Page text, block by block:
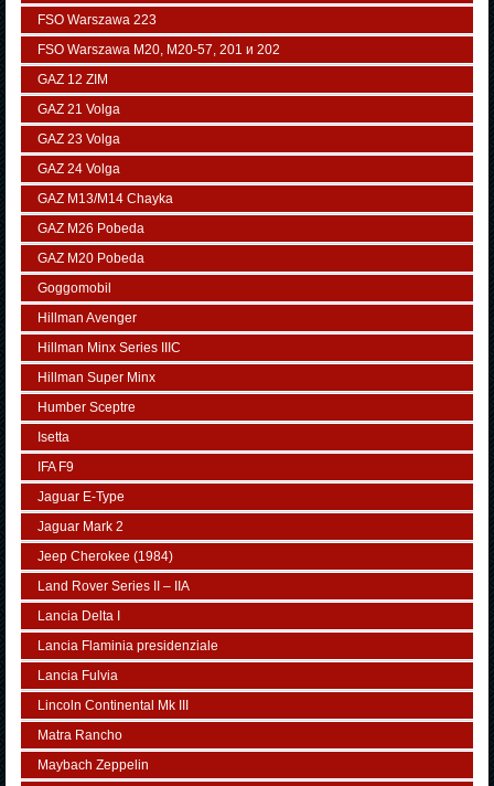
FSO Warszawa 223
FSO Warszawa М20, M20-57, 201 и 202
GAZ 12 ZIM
GAZ 21 Volga
GAZ 23 Volga
GAZ 24 Volga
GAZ M13/M14 Chayka
GAZ M26 Pobeda
GAZ М20 Pobeda
Goggomobil
Hillman Avenger
Hillman Minx Series IIIC
Hillman Super Minx
Humber Sceptre
Isetta
IFA F9
Jaguar E-Type
Jaguar Mark 2
Jeep Cherokee (1984)
Land Rover Series II – IIA
Lancia Delta I
Lancia Flaminia presidenziale
Lancia Fulvia
Lincoln Continental Mk III
Matra Rancho
Maybach Zeppelin